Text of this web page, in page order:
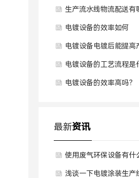
生产流水线物流配送有
电镀设备的效率如何
电镀设备电镀后能提高
性能呢？
电镀设备的工艺流程是
电镀设备的效率高吗？
最新资讯
使用废气环保设备有什
用？
浅谈一下电镀涂装生产